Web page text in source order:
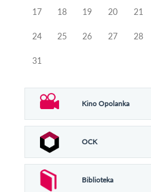
17 18 19 20 21
24 25 26 27 28
31
Kino Opolanka
OCK
Biblioteka